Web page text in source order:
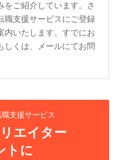
をご紹介しています。さ
職支援サービスにご登録
内いたします。すでにお
しくは、メールにてお問
支援サービス
エイター
トに